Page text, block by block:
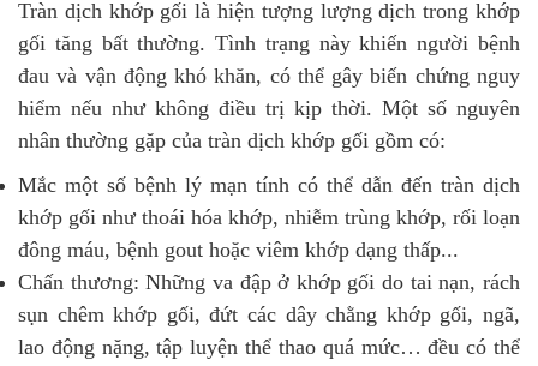
Tràn dịch khớp gối là hiện tượng lượng dịch trong khớp
gối tăng bất thường. Tình trạng này khiến người bệnh
đau và vận động khó khăn, có thể gây biến chứng nguy
hiểm nếu như không điều trị kịp thời. Một số nguyên
nhân thường gặp của tràn dịch khớp gối gồm có:
Mắc một số bệnh lý mạn tính có thể dẫn đến tràn dịch
khớp gối như thoái hóa khớp, nhiễm trùng khớp, rối loạn
đông máu, bệnh gout hoặc viêm khớp dạng thấp...
Chấn thương: Những va đập ở khớp gối do tai nạn, rách
sụn chêm khớp gối, đứt các dây chằng khớp gối, ngã,
lao động nặng, tập luyện thể thao quá mức… đều có thể